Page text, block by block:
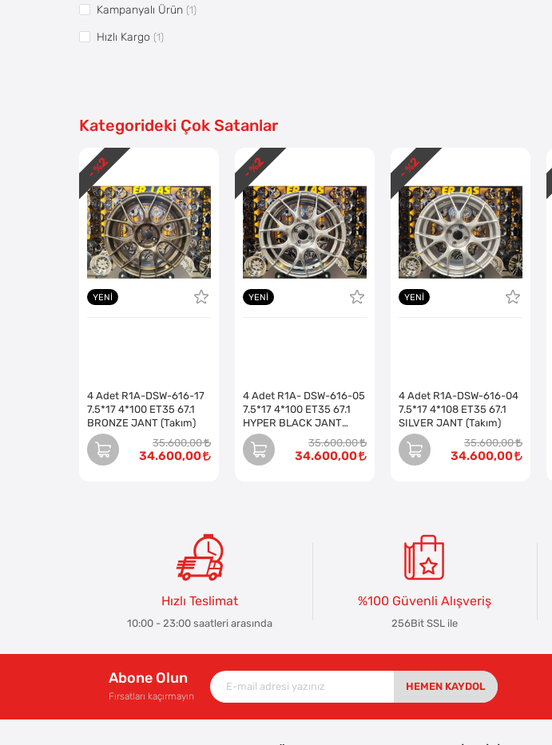
Kampanyalı Ürün (1)
Hızlı Kargo (1)
Kategorideki Çok Satanlar
YENI
4 Adet R1A-DSW-616-17
7.5*17 4*100 ET35 67.1
BRONZE JANT (Takım)
35.600,00
34.600,00
- %
2
YENI
4 Adet R1A- DSW-616-05
7.5*17 4*100 ET35 67.1
HYPER BLACK JANT
(Takım)
35.600,00
34.600,00
- %
2
YENI
4 Adet R1A-DSW-616-04
7.5*17 4*108 ET35 67.1
SILVER JANT (Takım)
35.600,00
34.600,00
- %
2
Hızlı Teslimat
10:00 - 23:00 saatleri arasında
%100 Güvenli Alışveriş
256Bit SSL ile
Abone Olun
Fırsatları kaçırmayın
HEMEN KAYDOL